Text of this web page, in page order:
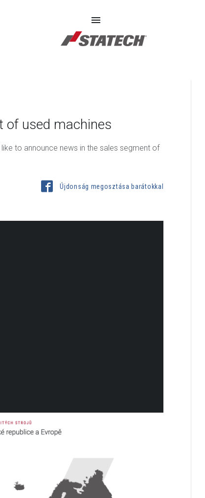
of used machines
to announce news in the sales segment of
Újdonság megosztása barátokkal
of used machines.
of
used machines with location in the Czech